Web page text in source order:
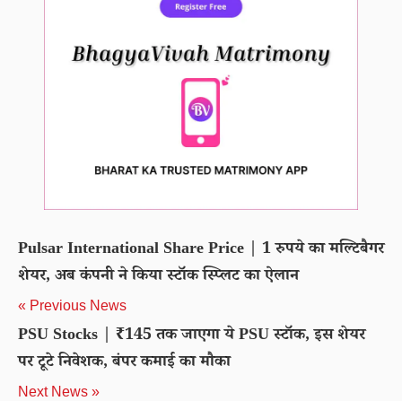
Pulsar International Share Price | 1 रुपये का मल्टिबैगर
शेयर, अब कंपनी ने किया स्टॉक स्प्लिट का ऐलान
« Previous News
PSU Stocks | ₹145 तक जाएगा ये PSU स्‍टॉक, इस शेयर
पर टूटे निवेशक, बंपर कमाई का मौका
Next News »